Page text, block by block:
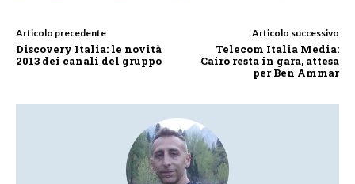
Articolo precedente
Discovery Italia: le novità
2013 dei canali del gruppo
Articolo successivo
Telecom Italia Media:
Cairo resta in gara, attesa
per Ben Ammar